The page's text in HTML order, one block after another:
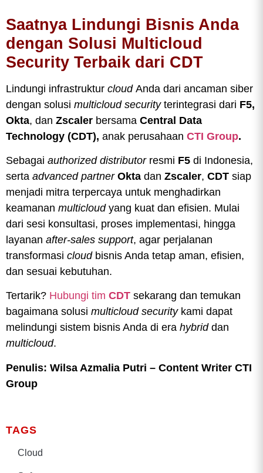
Saatnya Lindungi Bisnis Anda
dengan Solusi Multicloud
Security Terbaik dari CDT
Lindungi infrastruktur cloud Anda dari ancaman siber
dengan solusi multicloud securityterintegrasi dari F5,
Okta, dan Zscaler bersama Central Data
Technology (CDT), anak perusahaan CTI Group.
Sebagai authorized distributorresmi F5 di Indonesia,
serta advanced partner Okta dan Zscaler, CDT siap
menjadi mitra terpercaya untuk menghadirkan
keamanan multicloud yang kuat dan efisien. Mulai
dari sesi konsultasi, proses implementasi, hingga
layanan after-sales support, agar perjalanan
transformasi cloud bisnis Anda tetap aman, efisien,
dan sesuai kebutuhan.
Tertarik? Hubungi tim CDT sekarang dan temukan
bagaimana solusi multicloud securitykami dapat
melindungi sistem bisnis Anda di era hybrid dan
multicloud.
Penulis: Wilsa Azmalia Putri – Content Writer CTI
Group
TAGS
Cloud